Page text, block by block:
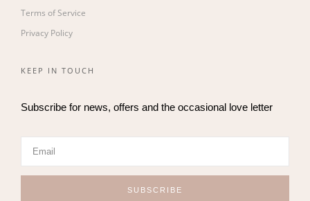
Terms of Service
Privacy Policy
KEEP IN TOUCH
Subscribe for news, offers and the occasional love letter
SUBSCRIBE